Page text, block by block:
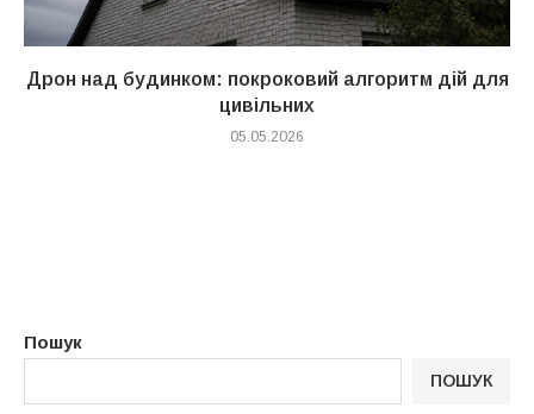
Дрон над будинком: покроковий алгоритм дій для
цивільних
05.05.2026
Пошук
ПОШУК